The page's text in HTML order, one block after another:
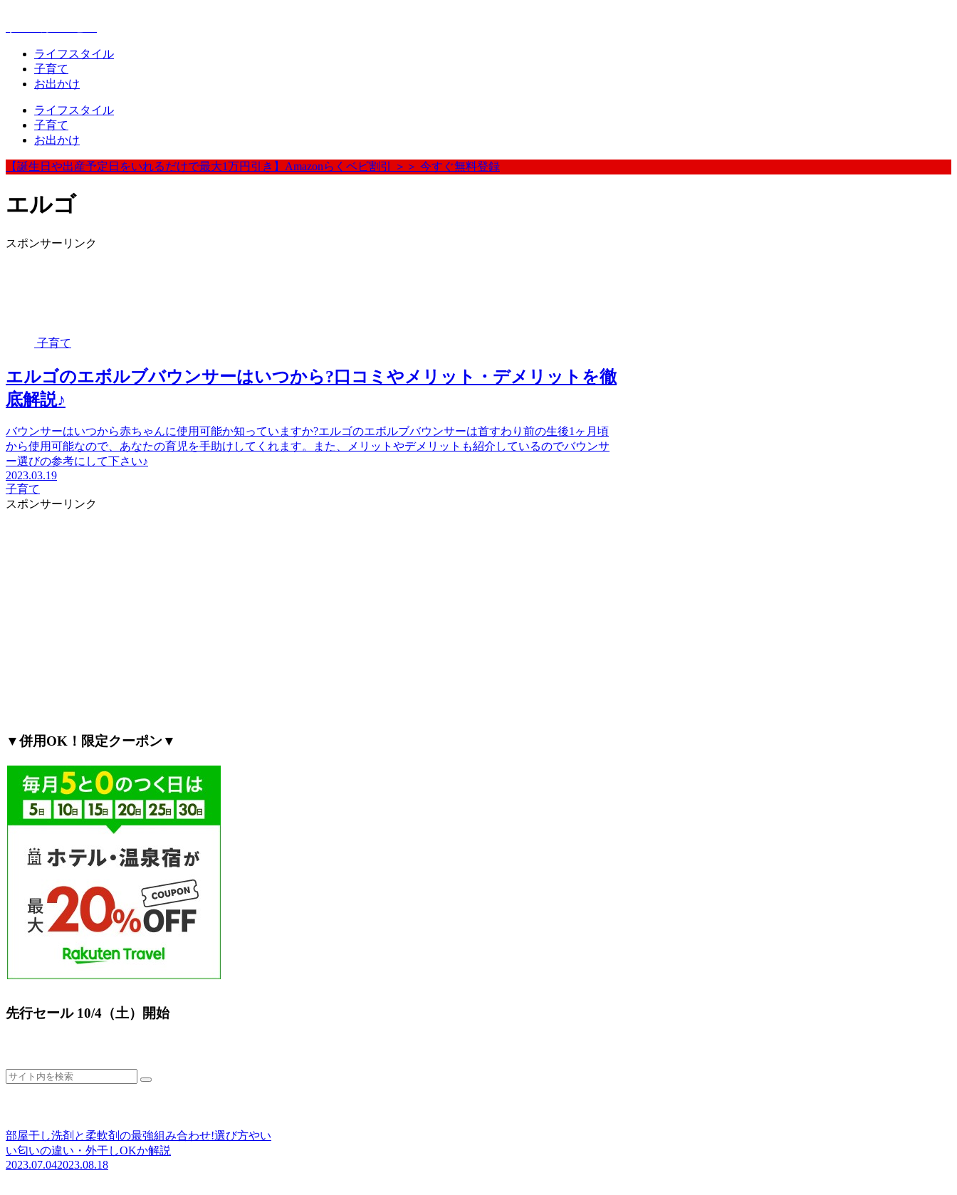
ライフスタイル
子育て
お出かけ
ライフスタイル
子育て
お出かけ
【誕生日や出産予定日をいれるだけで最大1万円引き】Amazonらくベビ割引 ＞＞ 今すぐ無料登録
エルゴ
スポンサーリンク
子育て
エルゴのエボルブバウンサーはいつから?口コミやメリット・デメリットを徹
底解説♪
バウンサーはいつから赤ちゃんに使用可能か知っていますか?エルゴのエボルブバウンサーは首すわり前の生後1ヶ月頃
から使用可能なので、あなたの育児を手助けしてくれます。また、メリットやデメリットも紹介しているのでバウンサ
ー選びの参考にして下さい♪
2023.03.19
子育て
スポンサーリンク
▼併用OK！限定クーポン▼
先行セール 10/4（土）開始
部屋干し洗剤と柔軟剤の最強組み合わせ!選び方やい
い匂いの違い・外干しOKか解説
2023.07.042023.08.18